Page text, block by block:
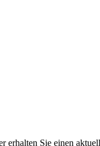
erhalten Sie einen